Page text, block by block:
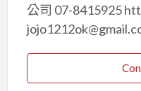
公司 07-8415925